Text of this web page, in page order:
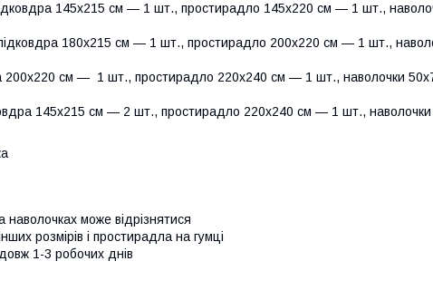
145х215 см — 1 шт., простирадло 145х220 см — 1 шт.,
180х215 см — 1 шт., простирадло 200х220 см — 1 шт.,
200х220 см — 1 шт., простирадло 220х240 см — 1 шт., наволочки
145х215 см — 2 шт., простирадло 220х240 см — 1 шт.,
може відрізнятися
розмірів і простирадла на гумці
1-3 робочих днів